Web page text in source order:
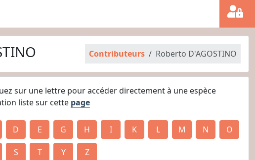
Contributeurs Roberto D'AGOSTINO
sur une lettre pour accéder directement à une espèce
liste sur cette page
D E G H I K L M N O
S T Y Z